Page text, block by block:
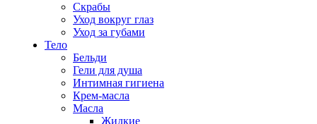
Скрабы
Уход вокруг глаз
Уход за губами
Тело
Бельди
Гели для душа
Интимная гигиена
Крем-масла
Масла
Жидкие